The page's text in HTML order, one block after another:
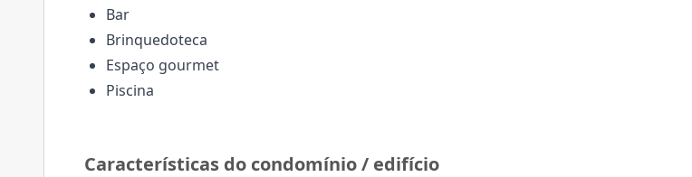
Características do condomínio / edifício
Bar
Brinquedoteca
Espaço gourmet
Piscina